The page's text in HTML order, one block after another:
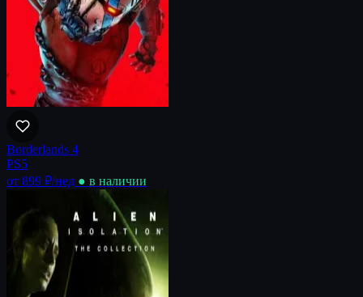
Borderlands 4
PS5
от 899 ₽/нед ● в наличии